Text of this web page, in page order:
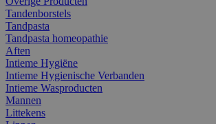
Tandenborstels
Tandpasta
Tandpasta homeopathie
Aften
Intieme Hygiëne
Intieme Hygienische Verbanden
Intieme Wasproducten
Mannen
Littekens